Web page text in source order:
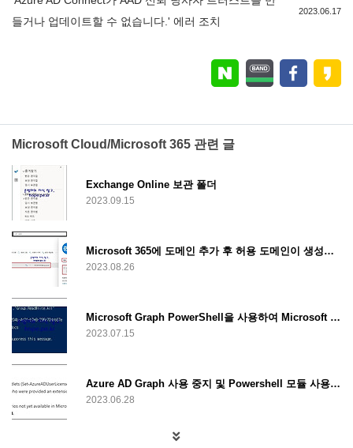
들거나 업데이트할 수 없습니다.' 에러 조치
2023.06.17
Microsoft Cloud/Microsoft 365 관련 글
Exchange Online 보관 폴더
2023.09.15
Microsoft 365에 도메인 추가 후 허용 도메인이 생성되지 않을 때 조치 방법
2023.08.26
Microsoft Graph PowerShell을 사용하여 Microsoft 365에 연결
2023.07.15
Azure AD Graph 사용 중지 및 Powershell 모듈 사용 중단
2023.06.28